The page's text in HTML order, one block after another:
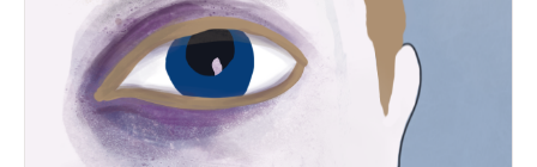
НОВОСТИ
Генпрокуратуру попросили проверить
информацию о секретной тюрьме в
ПодмосковьеРанее СМИ сообщили о том,
что обвиняемых в терроризме пытали
Госдума приняла закон о лишении
гражданства террористов
Закон вводит
присягу для иностранцев и упрощает
получение российского гражданства
украинцами